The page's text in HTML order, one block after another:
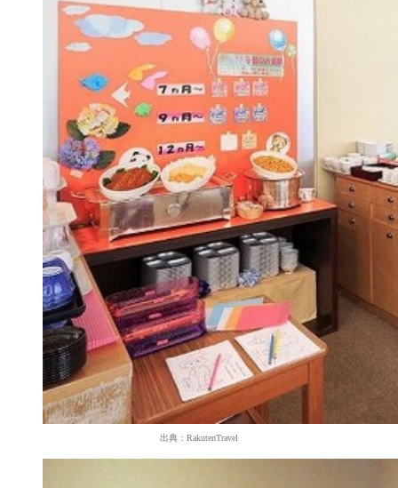
出典：RakutenTravel